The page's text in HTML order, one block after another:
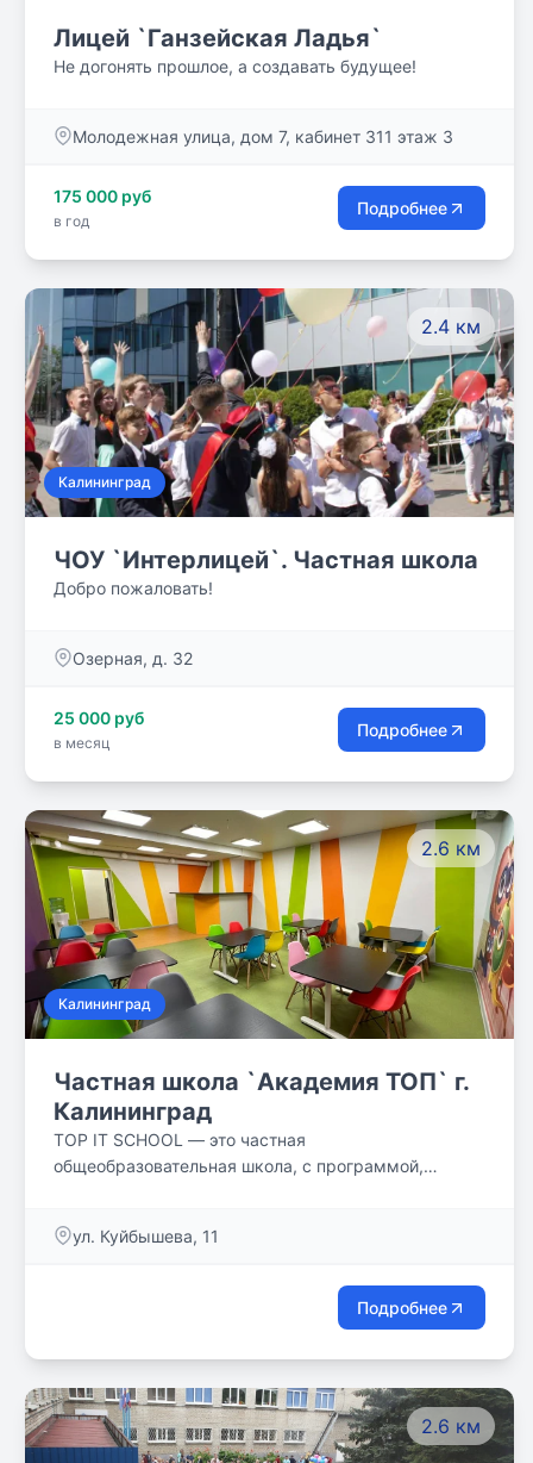
Лицей `Ганзейская Ладья`
Не догонять прошлое, а создавать будущее!
Молодежная улица, дом 7, кабинет 311 этаж 3
175 000 руб
в год
Подробнее
2.4 км
Калининград
ЧОУ `Интерлицей`. Частная школа
Добро пожаловать!
Озерная, д. 32
25 000 руб
в месяц
Подробнее
2.6 км
Калининград
Частная школа `Академия ТОП` г.
Калининград
TOP IT SCHOOL — это частная
общеобразовательная школа, с программой,
федеральная сеть образовательных центров в РФ
ул. Куйбышева, 11
Подробнее
2.6 км